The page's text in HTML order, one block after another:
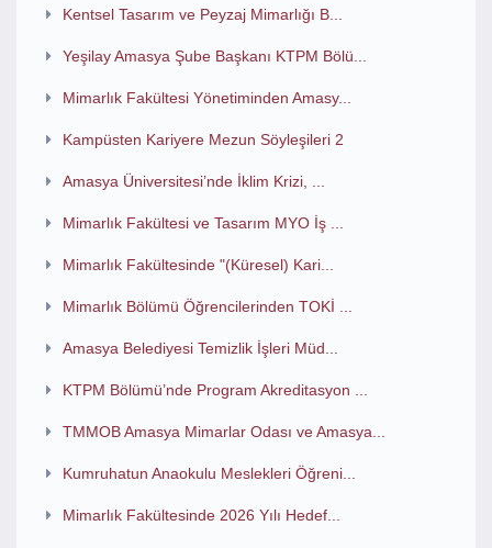
Kentsel Tasarım ve Peyzaj Mimarlığı B...
Yeşilay Amasya Şube Başkanı KTPM Bölü...
Mimarlık Fakültesi Yönetiminden Amasy...
Kampüsten Kariyere Mezun Söyleşileri 2
Amasya Üniversitesi’nde İklim Krizi, ...
Mimarlık Fakültesi ve Tasarım MYO İş ...
Mimarlık Fakültesinde "(Küresel) Kari...
Mimarlık Bölümü Öğrencilerinden TOKİ ...
Amasya Belediyesi Temizlik İşleri Müd...
KTPM Bölümü’nde Program Akreditasyon ...
TMMOB Amasya Mimarlar Odası ve Amasya...
Kumruhatun Anaokulu Meslekleri Öğreni...
Mimarlık Fakültesinde 2026 Yılı Hedef...